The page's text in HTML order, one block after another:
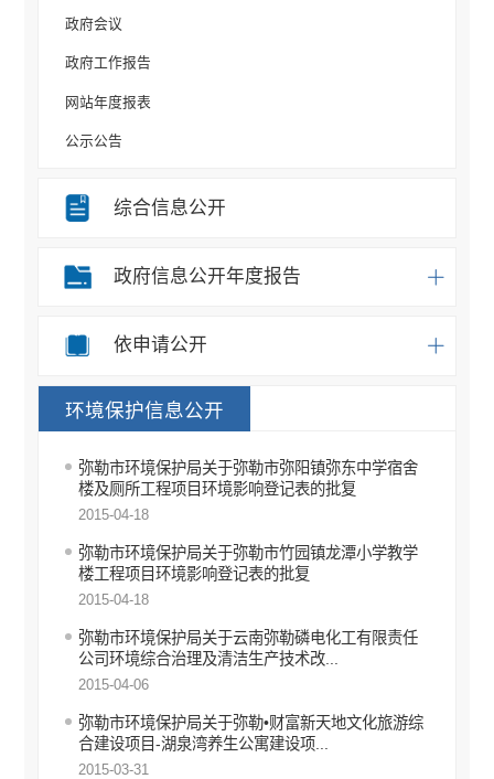
政府会议
政府工作报告
网站年度报表
公示公告
重大决策事项
办事统计
应急预案
税收管理信息公开
安全生产信息公开
环境保护行政许可
环境保护行政处罚
环境保护其他公开事项
财政信息公开
价格和收费信息公开
行政审批信息公开
审计信息公开
综合信息公开
政府信息公开年度报告
依申请公开
环境保护信息公开
弥勒市环境保护局关于弥勒市弥阳镇弥东中学宿舍
楼及厕所工程项目环境影响登记表的批复
2015-04-18
弥勒市环境保护局关于弥勒市竹园镇龙潭小学教学
楼工程项目环境影响登记表的批复
2015-04-18
弥勒市环境保护局关于云南弥勒磷电化工有限责任
公司环境综合治理及清洁生产技术改...
2015-04-06
弥勒市环境保护局关于弥勒•财富新天地文化旅游综
合建设项目-湖泉湾养生公寓建设项...
2015-03-31